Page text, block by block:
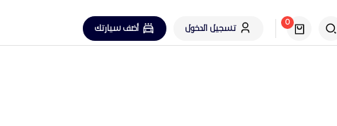
0
تسجيل الدخول
أضف سيارتك